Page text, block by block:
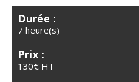
Durée :
7 heure(s)
Prix :
130€ HT